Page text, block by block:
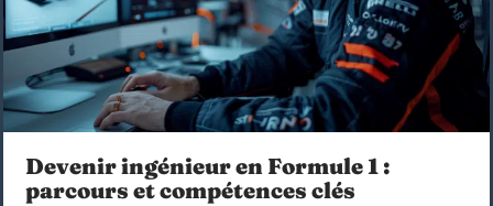
Devenir ingénieur en Formule 1 :
parcours et compétences clés